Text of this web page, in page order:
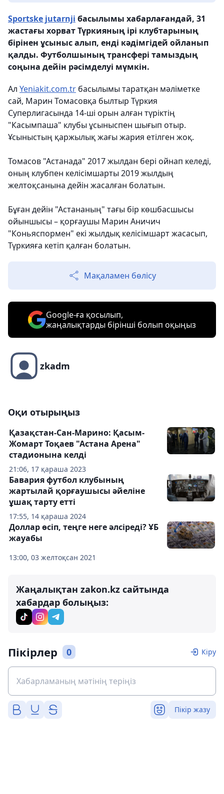
Sportske jutarnji басылымы хабарлағандай, 31
жастағы хорват Түркияның ірі клубтарының
бірінен ұсыныс алып, енді кәдімгідей ойланып
қалды. Футболшының трансфері тамыздың
соңына дейін рәсімделуі мүмкін.
Ал Yeniakit.com.tr басылымы таратқан мәліметке
сай, Марин Томасовқа былтыр Түркия
Суперлигасында 14-ші орын алған түріктің
"Касымпаша" клубы ұсыныспен шығып отыр.
Ұсыныстың қаржылық жағы жария етілген жоқ.
Томасов "Астанада" 2017 жылдан бері ойнап келеді,
оның клубпен келісімшарты 2019 жылдың
желтоқсанына дейін жасалған болатын.
Бұған дейін "Астананың" тағы бір көшбасшысы
ойыншысы – қорғаушы Марин Аничич
"Коньяспормен" екі жылдық келісімшарт жасасып,
Түркияға кетіп қалған болатын.
Мақаламен бөлісу
Google-ға қосылып,
жаңалықтарды бірінші болып оқыңыз
zkadm
Оқи отырыңыз
21:06, 17 қараша 2023
Қазақстан-Сан-Марино: Қасым-
Жомарт Тоқаев "Астана Арена"
стадионына келді
17:55, 14 қараша 2024
Бавария футбол клубының
жартылай қорғаушысы әйеліне
ұшақ тарту етті
13:00, 03 желтоқсан 2021
Доллар өсіп, теңге неге әлсіреді? ҰБ
жауабы
Жаңалықтан zakon.kz сайтында
хабардар болыңыз:
Пікірлер 0 Кіру
Пікір жазу